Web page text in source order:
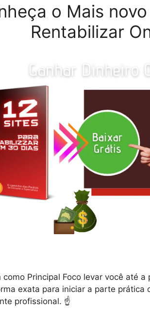
o Mais
Rentabilizar
como Principal Foco levar você até
exata para iniciar a parte prática
profissional. ☝️